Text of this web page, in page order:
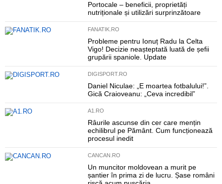
Portocale – beneficii, proprietăți
nutriționale și utilizări surprinzătoare
FANATIK.RO
Probleme pentru Ionuț Radu la Celta
Vigo! Decizie neașteptată luată de șefii
grupării spaniole. Update
DIGISPORT.RO
Daniel Niculae: „E moartea fotbalului!”.
Gică Craioveanu: „Ceva incredibil”
A1.RO
Râurile ascunse din cer care mențin
echilibrul pe Pământ. Cum funcționează
procesul inedit
CANCAN.RO
Un muncitor moldovean a murit pe
șantier în prima zi de lucru. Șase români